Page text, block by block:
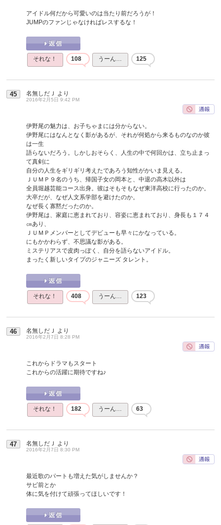
アイドル何だから可愛いのは当たり前だろうが！
JUMPのファンじゃなければレスするな！
それな！ 108 うーん… 125
45 名無しだＪ より
2016年2月5日 9:42 PM
伊野尾の魅力は、お子ちゃまには分からない。
伊野尾にはなんとなく影があるが、それが何処から来るものなのか彼
は一生
語らないだろう。しかしおそらく、人生の中で何回かは、立ち止まっ
て真剣に
自分の人生をギリギリ考えたであろう知性がかいま見える。
ＪＵＭＰ９名のうち、帰国子女の岡本と、中退の高木以外は
全員堀越芸能コース出身。彼はそもそもなぜ東洋高校に行ったのか。
大卒だが、なぜ人文系学部を避けたのか。
なぜ長く寡黙だったのか。
伊野尾は、家庭に恵まれており、容姿に恵まれており、身長も１７４
㎝あり、
ＪＵＭＰメンバーとしてデビューも早々にかなっている。
にもかかわらず、不思議な影がある。
ミステリアスで皮肉っぽく、自分を語らないアイドル。
まったく新しいタイプのジャニーズ タレント。
それな！ 408 うーん… 123
46 名無しだＪ より
2016年2月7日 8:28 PM
これからドラマもスタート
これからの活躍に期待ですね♪
それな！ 182 うーん… 63
47 名無しだＪ より
2016年2月7日 8:30 PM
最近歌のパートも増えた気がしませんか？
サビ前とか
体に気を付けて頑張ってほしいです！